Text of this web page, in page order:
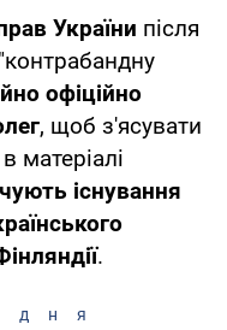
України після
офіційно
, щоб з'ясувати
матеріалі
існування
.
дня